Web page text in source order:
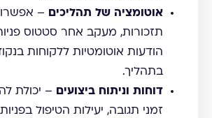
אוטומציה של תהליכים –
תזכורות, מעקב אחר סטטוס
הודעות אוטומטיות ללקוחות
בתהליך.
דוחות וניתוח ביצועים – יכולת
זמני תגובה, יעילות הטיפול בפניות